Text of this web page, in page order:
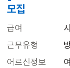
모집
급여
근무유형
어르신정보